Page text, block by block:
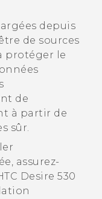
depuis
de sources
protéger le
de
à partir de
sûr.
assurez-
Desire 530